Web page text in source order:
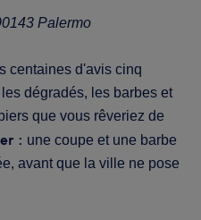
Palermo
centaines d'avis cinq
dégradés, les barbes et
que vous rêveriez de
: une coupe et une barbe
avant que la ville ne pose